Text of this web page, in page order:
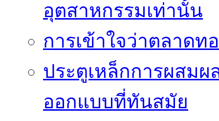
อุตสาหกรรมเท่านั้น
การเข้าใจว่าตลาดท
ประตูเหล็กการผสม
ออกแบบที่ทันสมัย